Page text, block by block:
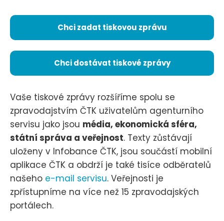
Chci zadat tiskovou zprávu
Chci dostávat tiskové zprávy
Vaše tiskové zprávy rozšíříme spolu se
zpravodajstvím ČTK uživatelům agenturního
servisu jako jsou média, ekonomická sféra,
státní správa a veřejnost. Texty zůstávají
uloženy v Infobance ČTK, jsou součástí mobilní
aplikace ČTK a obdrží je také tisíce odběratelů
našeho e-mail servisu. Veřejnosti je
zpřístupníme na více než 15 zpravodajských
portálech.